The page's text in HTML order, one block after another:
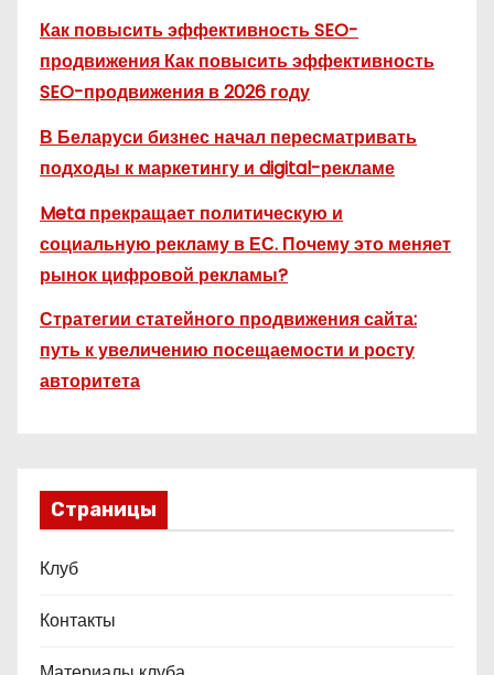
Как повысить эффективность SEO-
продвижения Как повысить эффективность
SEO-продвижения в 2026 году
В Беларуси бизнес начал пересматривать
подходы к маркетингу и digital-рекламе
Meta прекращает политическую и
социальную рекламу в ЕС. Почему это меняет
рынок цифровой рекламы?
Стратегии статейного продвижения сайта:
путь к увеличению посещаемости и росту
авторитета
Страницы
Клуб
Контакты